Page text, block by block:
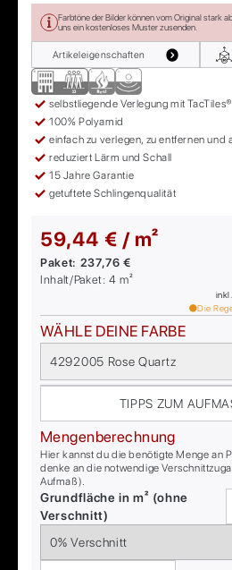
Farbtöne der Bilder können vom Original stark
uns ein kostenloses Muster zusenden.
Artikeleigenschaften
selbstliegende Verlegung mit TacTiles®
100% Polyamid
einfach zu verlegen, zu entfernen und
reduziert Lärm und Schall
15 Jahre Garantie
getuftete Schlingenqualität
59,44 € / m²
Paket: 237,76 €
Inhalt/Paket:4 m²
Die
WÄHLE DEINE FARBE
4292005 Rose Quartz
TIPPS ZUM
Mengenberechnung
Hier kannst du die benötigte Menge an
denke an die notwendige
Aufmaß).
Grundfläche in m² (ohne
Verschnitt)